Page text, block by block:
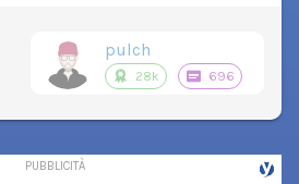
pulch
28k 696